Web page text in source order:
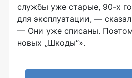
службы уже старые, 90-х
для эксплуатации, —
— Они уже списаны.
новых „Шкоды“».